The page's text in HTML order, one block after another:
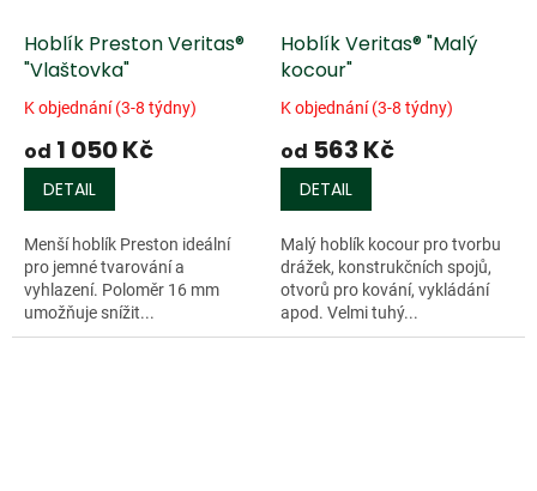
Hoblík Preston Veritas®
"Vlaštovka"
K objednání (3-8 týdny)
od 1 050 Kč
DETAIL
Menší hoblík Preston ideální
pro jemné tvarování a
vyhlazení. Poloměr 16 mm
umožňuje snížit...
Hoblík Veritas® "Malý
kocour"
K objednání (3-8 týdny)
od 563 Kč
DETAIL
Malý hoblík kocour pro tvorbu
drážek, konstrukčních spojů,
otvorů pro kování, vykládání
apod. Velmi tuhý...